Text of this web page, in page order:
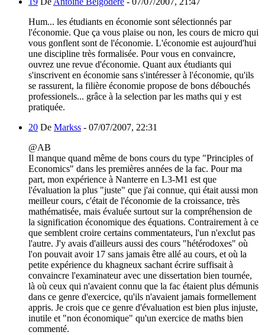
Hum... les étudiants en économie sont sélectionnés par
l'économie. Que ça vous plaise ou non, les cours de micro qui
vous gonflent sont de l'économie. L'économie est aujourd'hui
une discipline très formalisée. Pour vous en convaincre,
ouvrez une revue d'économie. Quant aux étudiants qui
s'inscrivent en économie sans s'intéresser à l'économie, qu'ils
se rassurent, la filière économie propose de bons débouchés
professionels... grâce à la selection par les maths qui y est
pratiquée.
20 De Markss - 07/07/2007, 22:31
@AB
Il manque quand même de bons cours du type "Principles of
Economics" dans les premières années de la fac. Pour ma
part, mon expérience à Nanterre en L3-M1 est que
l'évaluation la plus "juste" que j'ai connue, qui était aussi mon
meilleur cours, c'était de l'économie de la croissance, très
mathématisée, mais évaluée surtout sur la compréhension de
la signification économique des équations. Contrairement à ce
que semblent croire certains commentateurs, l'un n'exclut pas
l'autre. J'y avais d'ailleurs aussi des cours "hétérodoxes" où
l'on pouvait avoir 17 sans jamais être allé au cours, et où la
petite expérience du khagneux sachant écrire suffisait à
convaincre l'examinateur avec une dissertation bien tournée,
là où ceux qui n'avaient connu que la fac étaient plus démunis
dans ce genre d'exercice, qu'ils n'avaient jamais formellement
appris. Je crois que ce genre d'évaluation est bien plus injuste,
inutile et "non économique" qu'un exercice de maths bien
commenté.